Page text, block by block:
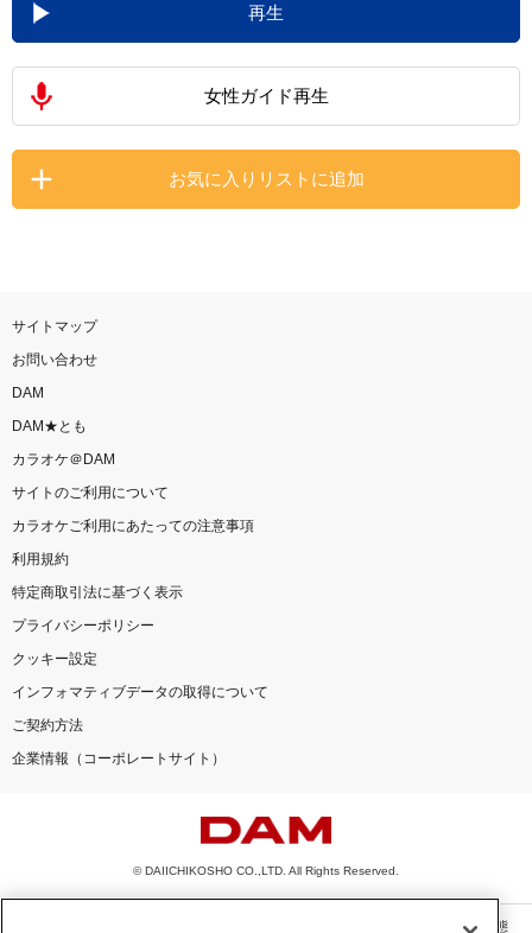
カラオケ最新情報をチェック！
家族や友達と一緒に！練習にも！
再生
女性ガイド再生
お気に入りリストに追加
サイトマップ
お問い合わせ
DAM
DAM★とも
カラオケ＠DAM
サイトのご利用について
カラオケご利用にあたっての注意事項
利用規約
特定商取引法に基づく表示
プライバシーポリシー
クッキー設定
インフォマティブデータの取得について
ご契約方法
企業情報（コーポレートサイト）
© DAIICHIKOSHO CO.,LTD. All Rights Reserved.
このサイトに掲載されている一切の文章・画像・写真・動画・音声等を、手段や形態